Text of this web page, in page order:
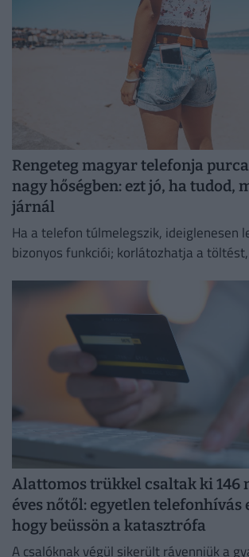
Rengeteg magyar telefonja
nagy hőségben: ezt jó, ha tudod,
járnál
Ha a telefon túlmelegszik, ideiglenesen
bizonyos funkciói; korlátozhatja a
Alattomos trükkel csaltak ki 146
éves nőtől: egyetlen telefonhívás
hogy beüssön a katasztrófa
A csalóknak végül sikerült rávenniük a